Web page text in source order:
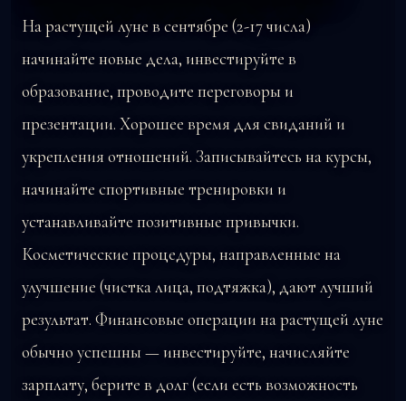
На растущей луне в сентябре (2-17 числа)
начинайте новые дела, инвестируйте в
образование, проводите переговоры и
презентации. Хорошее время для свиданий и
укрепления отношений. Записывайтесь на курсы,
начинайте спортивные тренировки и
устанавливайте позитивные привычки.
Косметические процедуры, направленные на
улучшение (чистка лица, подтяжка), дают лучший
результат. Финансовые операции на растущей луне
обычно успешны — инвестируйте, начисляйте
зарплату, берите в долг (если есть возможность